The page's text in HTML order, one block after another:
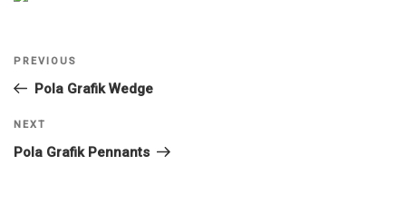
Navigasi
pos
Previous
Post
PREVIOUS
Pola Grafik Wedge
Next
Post
NEXT
Pola Grafik Pennants